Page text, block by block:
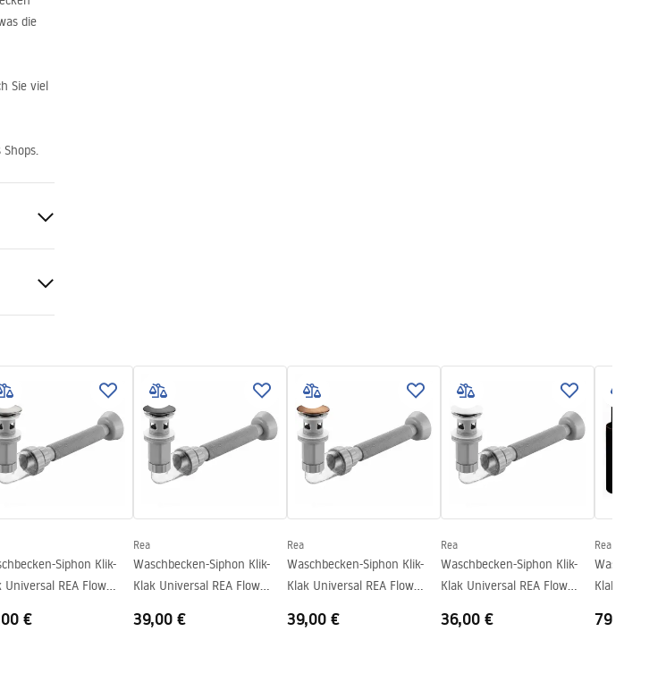
die
Sie viel
Siphon Klik-
Universal REA Flow
€
Rea
Waschbecken-Siphon Klik-
Klak Universal REA Flow
39,00 €
Rea
Waschbecken-Siphon Klik-
Klak Universal REA Flow
39,00 €
Rea
Waschbecken-Siphon Klik-
Klak Universal REA Flow
36,00 €
Rea
Klak
79,00 €